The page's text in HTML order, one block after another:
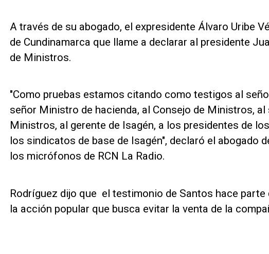
A través de su abogado, el expresidente Álvaro Uribe
de Cundinamarca que llame a declarar al presidente
de Ministros.
"Como pruebas estamos citando como testigos al
señor Ministro de hacienda, al Consejo de Ministros,
Ministros, al gerente de Isagén, a los presidentes de
los sindicatos de base de Isagén", declaró el abogado
los micrófonos de RCN La Radio.
Rodríguez dijo que el testimonio de Santos hace
la acción popular que busca evitar la venta de la